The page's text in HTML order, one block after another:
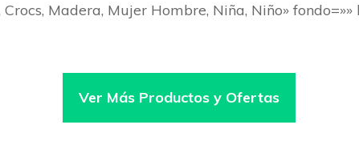
Madera, Mujer Hombre, Niña, Niño» fondo=»»
Ver Más Productos y Ofertas